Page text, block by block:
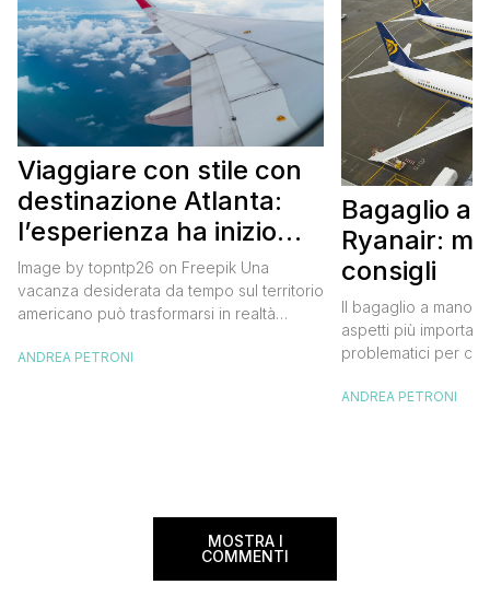
Viaggiare con stile con
destinazione Atlanta:
l’esperienza ha inizio
con un volo Air France
Image by topntp26 on Freepik Una
vacanza desiderata da tempo sul territorio
americano può trasformarsi in realtà
France. Tale realtà, fondata nel 1933, ha
ANDREA PETRONI
Bagaglio a
Ryanair:
consigli
Il bagaglio a mano
aspetti più
problematici per chi
bagaglio cambiano
ANDREA PETRONI
MOSTRA I
COMMENTI